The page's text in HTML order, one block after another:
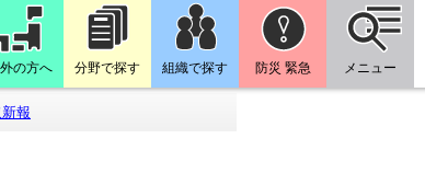
の方へ 分野で探す 組織で探す 防災 緊急 メニュー
報